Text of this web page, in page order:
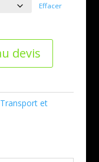
Effacer
devis
Transport et